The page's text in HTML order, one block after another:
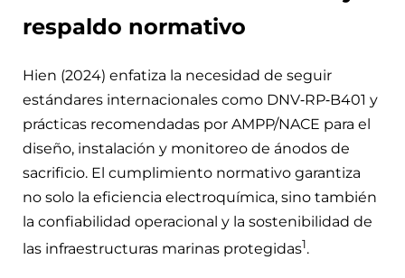
respaldo normativo
Hien (2024) enfatiza la necesidad de seguir
estándares internacionales como DNV‑RP‑B401 y
prácticas recomendadas por AMPP/NACE para el
diseño, instalación y monitoreo de ánodos de
sacrificio. El cumplimiento normativo garantiza
no solo la eficiencia electroquímica, sino también
la confiabilidad operacional y la sostenibilidad de
las infraestructuras marinas protegidas1.